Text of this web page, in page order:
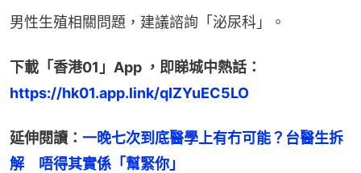
男性生殖相關問題，建議諮詢「泌尿科」。
下載「香港01」App ，即睇城中熱話：
https://hk01.app.link/qIZYuEC5LO
延伸閱讀： 一晚七次到底醫學上有冇可能？台醫生拆
解　唔得其實係「幫緊你」